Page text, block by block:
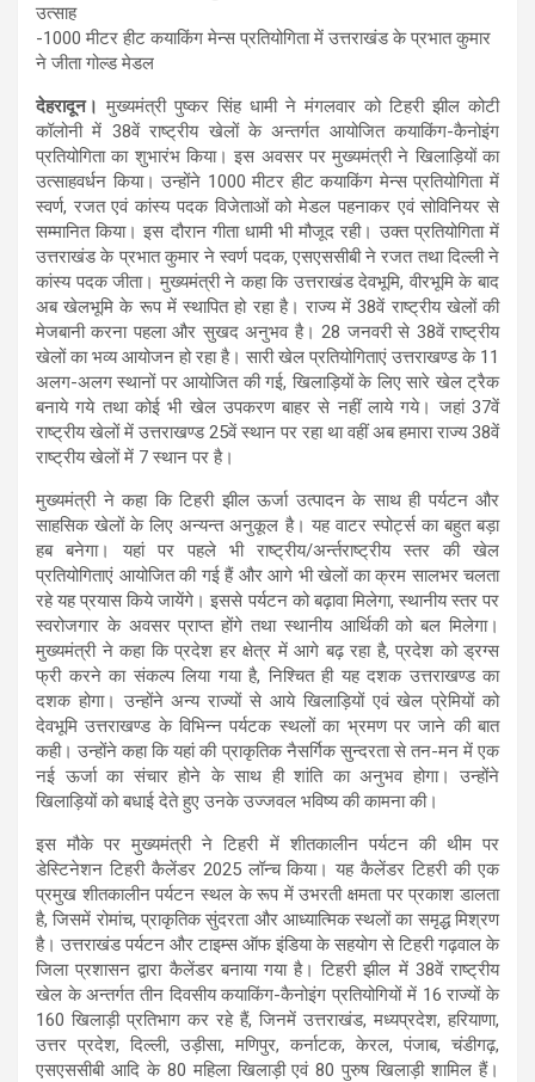
उत्साह
-1000 मीटर हीट कयाकिंग मेन्स प्रतियोगिता में उत्तराखंड के प्रभात कुमार
ने जीता गोल्ड मेडल
देहरादून। मुख्यमंत्री पुष्कर सिंह धामी ने मंगलवार को टिहरी झील कोटी
कॉलोनी में 38वें राष्ट्रीय खेलों के अन्तर्गत आयोजित कयाकिंग-कैनोइंग
प्रतियोगिता का शुभारंभ किया। इस अवसर पर मुख्यमंत्री ने खिलाड़ियों का
उत्साहवर्धन किया। उन्होंने 1000 मीटर हीट कयाकिंग मेन्स प्रतियोगिता में
स्वर्ण, रजत एवं कांस्य पदक विजेताओं को मेडल पहनाकर एवं सोविनियर से
सम्मानित किया। इस दौरान गीता धामी भी मौजूद रही। उक्त प्रतियोगिता में
उत्तराखंड के प्रभात कुमार ने स्वर्ण पदक, एसएससीबी ने रजत तथा दिल्ली ने
कांस्य पदक जीता। मुख्यमंत्री ने कहा कि उत्तराखंड देवभूमि, वीरभूमि के बाद
अब खेलभूमि के रूप में स्थापित हो रहा है। राज्य में 38वें राष्ट्रीय खेलों की
मेजबानी करना पहला और सुखद अनुभव है। 28 जनवरी से 38वें राष्ट्रीय
खेलों का भव्य आयोजन हो रहा है। सारी खेल प्रतियोगिताएं उत्तराखण्ड के 11
अलग-अलग स्थानों पर आयोजित की गई, खिलाड़ियों के लिए सारे खेल ट्रैक
बनाये गये तथा कोई भी खेल उपकरण बाहर से नहीं लाये गये। जहां 37वें
राष्ट्रीय खेलों में उत्तराखण्ड 25वें स्थान पर रहा था वहीं अब हमारा राज्य 38वें
राष्ट्रीय खेलों में 7 स्थान पर है।
मुख्यमंत्री ने कहा कि टिहरी झील ऊर्जा उत्पादन के साथ ही पर्यटन और
साहसिक खेलों के लिए अन्यन्त अनुकूल है। यह वाटर स्पोर्ट्स का बहुत बड़ा
हब बनेगा। यहां पर पहले भी राष्ट्रीय/अर्न्तराष्ट्रीय स्तर की खेल
प्रतियोगिताएं आयोजित की गई हैं और आगे भी खेलों का क्रम सालभर चलता
रहे यह प्रयास किये जायेंगे। इससे पर्यटन को बढ़ावा मिलेगा, स्थानीय स्तर पर
स्वरोजगार के अवसर प्राप्त होंगे तथा स्थानीय आर्थिकी को बल मिलेगा।
मुख्यमंत्री ने कहा कि प्रदेश हर क्षेत्र में आगे बढ़ रहा है, प्रदेश को ड्रग्स
फ्री करने का संकल्प लिया गया है, निश्चित ही यह दशक उत्तराखण्ड का
दशक होगा। उन्होंने अन्य राज्यों से आये खिलाड़ियों एवं खेल प्रेमियों को
देवभूमि उत्तराखण्ड के विभिन्न पर्यटक स्थलों का भ्रमण पर जाने की बात
कही। उन्होंने कहा कि यहां की प्राकृतिक नैसर्गिक सुन्दरता से तन-मन में एक
नई ऊर्जा का संचार होने के साथ ही शांति का अनुभव होगा। उन्होंने
खिलाड़ियों को बधाई देते हुए उनके उज्जवल भविष्य की कामना की।
इस मौके पर मुख्यमंत्री ने टिहरी में शीतकालीन पर्यटन की थीम पर
डेस्टिनेशन टिहरी कैलेंडर 2025 लॉन्च किया। यह कैलेंडर टिहरी की एक
प्रमुख शीतकालीन पर्यटन स्थल के रूप में उभरती क्षमता पर प्रकाश डालता
है, जिसमें रोमांच, प्राकृतिक सुंदरता और आध्यात्मिक स्थलों का समृद्ध मिश्रण
है। उत्तराखंड पर्यटन और टाइम्स ऑफ इंडिया के सहयोग से टिहरी गढ़वाल के
जिला प्रशासन द्वारा कैलेंडर बनाया गया है। टिहरी झील में 38वें राष्ट्रीय
खेल के अन्तर्गत तीन दिवसीय कयाकिंग-कैनोइंग प्रतियोगियों में 16 राज्यों के
160 खिलाड़ी प्रतिभाग कर रहे हैं, जिनमें उत्तराखंड, मध्यप्रदेश, हरियाणा,
उत्तर प्रदेश, दिल्ली, उड़ीसा, मणिपुर, कर्नाटक, केरल, पंजाब, चंडीगढ़,
एसएससीबी आदि के 80 महिला खिलाड़ी एवं 80 पुरुष खिलाड़ी शामिल हैं।